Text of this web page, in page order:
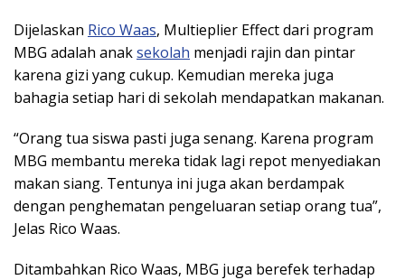
Dijelaskan Rico Waas, Multieplier Effect dari program
MBG adalah anaksekolah menjadi rajin dan pintar
karena gizi yang cukup. Kemudian mereka juga
bahagia setiap hari di sekolah mendapatkan makanan.
“Orang tua siswa pasti juga senang. Karena program
MBG membantu mereka tidak lagi repot menyediakan
makan siang. Tentunya ini juga akan berdampak
dengan penghematan pengeluaran setiap orang tua”,
Jelas Rico Waas.
Ditambahkan Rico Waas, MBG juga berefek terhadap